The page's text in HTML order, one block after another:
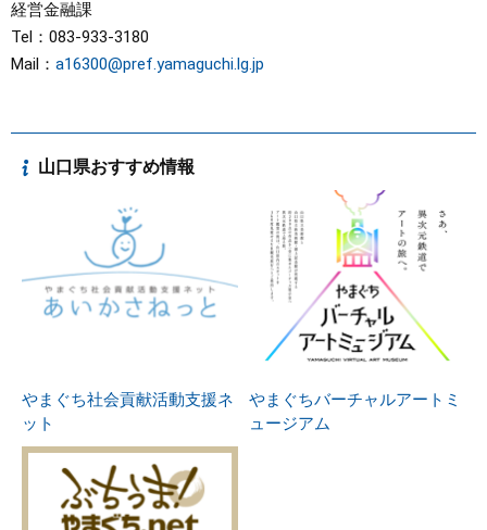
経営金融課
Tel：083-933-3180
Mail： a16300@pref.yamaguchi.lg.jp
山口県おすすめ情報
やまぐち社会貢献活動支援ネ
ット
やまぐちバーチャルアートミ
ュージアム